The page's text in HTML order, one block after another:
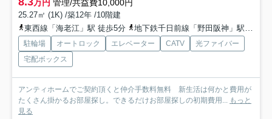
万円 管理/共益費10,000円
25.27㎡ (1K) /築12年 /10階建
東西線「海老江」駅 徒歩5分
地下鉄千日前線「野田阪神」駅 徒歩7分
駐輪場 オートロック エレベーター CATV
光ファイバー
宅配ボックス
アンティホームでご契約頂くと仲介手数料無料 新生活は何かと費用が
たくさん掛かるお部屋探し。できるだけお部屋探しの初期費用...
もっと
見る